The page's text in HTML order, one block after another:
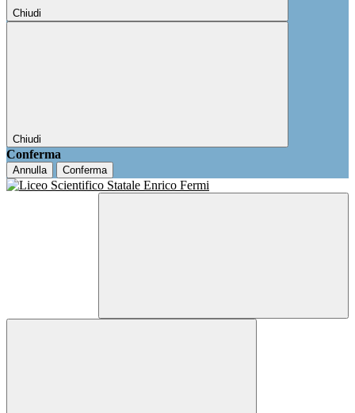
Chiudi
Chiudi
Conferma
Annulla Conferma